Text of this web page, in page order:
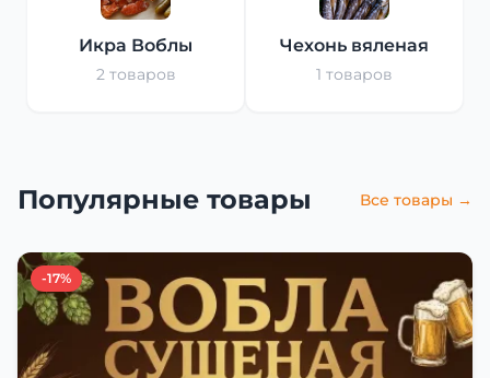
Икра Воблы
2 товаров
Чехонь вяленая
1 товаров
Популярные товары Все товары →
-17%